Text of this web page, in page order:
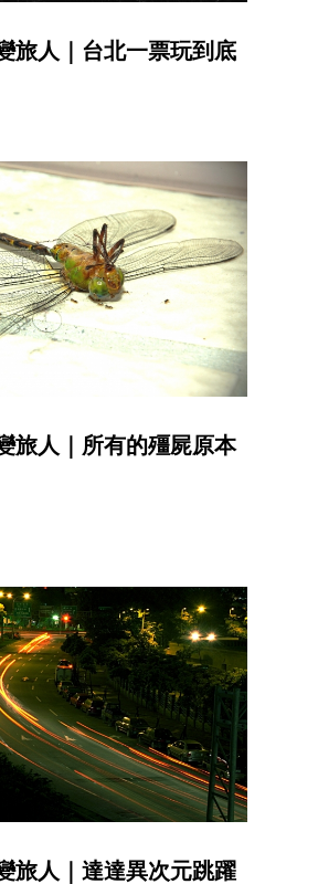
旅人｜台北一票玩到底
旅人｜所有的殭屍原本
旅人｜達達異次元跳躍